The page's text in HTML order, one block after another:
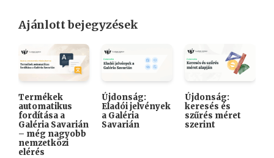
Ajánlott bejegyzések
Termékek
automatikus
fordítása a
Galéria Savarián
– még nagyobb
nemzetközi
elérés
Újdonság:
Eladói jelvények
a Galéria
Savarián
Újdonság:
keresés és
szűrés méret
szerint